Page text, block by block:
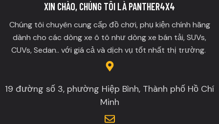
XIN CHÀO, CHÚNG TÔI LÀ PANTHER4X4
Chúng tôi chuyên cung cấp đồ chơi, phụ kiện chính hãng
dành cho các dòng xe ô tô như dòng xe bán tải, SUVs,
CUVs, Sedan.. với giá cả và dịch vụ tốt nhất thị trường.
19 đường số 3, phường Hiệp Bình, Thành phố Hồ Chí
Minh